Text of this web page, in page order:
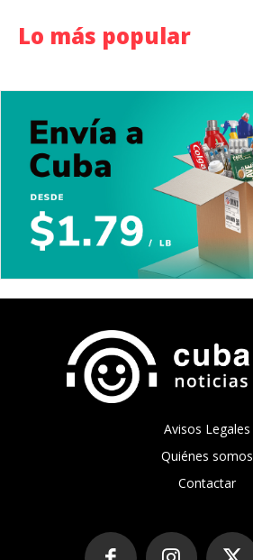
Lo más popular
Avisos Legales
Quiénes somos
Contactar